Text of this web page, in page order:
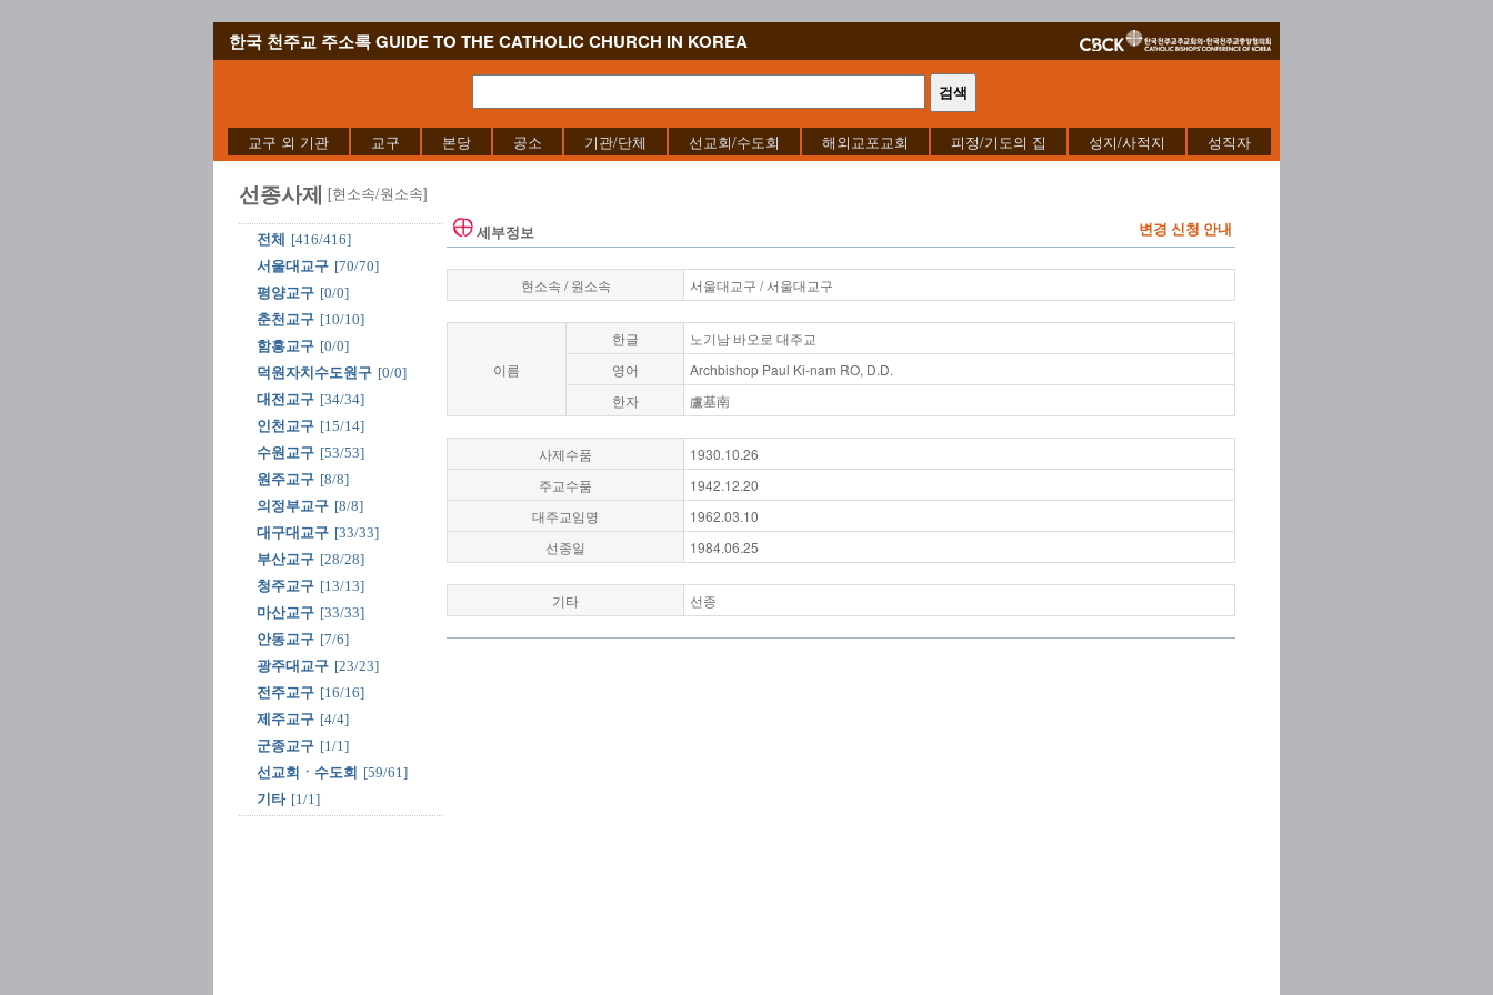
한국 천주교 주소록 GUIDE TO THE CATHOLIC CHURCH IN KOREA
교구 외 기관 교구 본당 공소 기관/단체 선교회/수도회 해외교포교회 피정/기도의 집 성지/사적지 성직자
선종사제 [현소속/원소속]
전체
[416/416]
서울대교구 [70/70]
평양교구 [0/0]
춘천교구 [10/10]
함흥교구 [0/0]
덕원자치수도원구 [0/0]
대전교구 [34/34]
인천교구 [15/14]
수원교구 [53/53]
원주교구 [8/8]
의정부교구 [8/8]
대구대교구 [33/33]
부산교구 [28/28]
청주교구 [13/13]
마산교구 [33/33]
안동교구 [7/6]
광주대교구 [23/23]
전주교구 [16/16]
제주교구 [4/4]
군종교구 [1/1]
선교회ㆍ수도회 [59/61]
기타 [1/1]
세부정보 변경 신청 안내
현소속 / 원소속 서울대교구 / 서울대교구
이름
한글
노기남 바오로 대주교
영어
Archbishop Paul Ki-nam RO, D.D.
한자
盧基南
사제수품
1930.10.26
주교수품
1942.12.20
대주교임명
1962.03.10
선종일
1984.06.25
기타 선종